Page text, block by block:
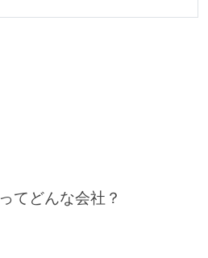
ってどんな会社？